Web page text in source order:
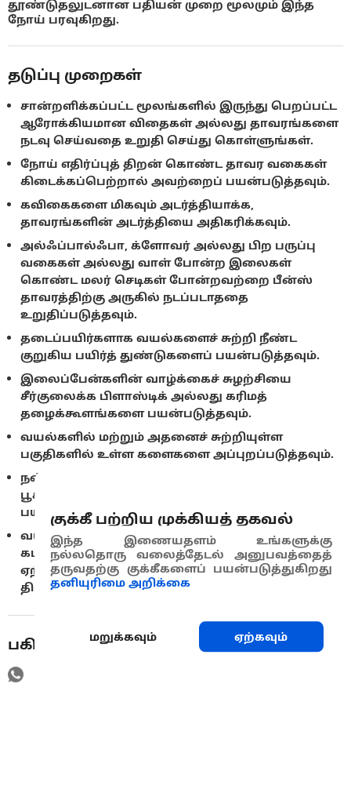
தூண்டுதலுடனான பதியன் முறை மூலமும் இந்த
நோய் பரவுகிறது.
தடுப்பு முறைகள்
சான்றளிக்கப்பட்ட மூலங்களில் இருந்து பெறப்பட்ட
ஆரோக்கியமான விதைகள் அல்லது தாவரங்களை
நடவு செய்வதை உறுதி செய்து கொள்ளுங்கள்.
நோய் எதிர்ப்புத் திறன் கொண்ட தாவர வகைகள்
கிடைக்கப்பெற்றால் அவற்றைப் பயன்படுத்தவும்.
கவிகைகளை மிகவும் அடர்த்தியாக்க,
தாவரங்களின் அடர்த்தியை அதிகரிக்கவும்.
அல்ஃப்பால்ஃபா, க்ளோவர் அல்லது பிற பருப்பு
வகைகள் அல்லது வாள் போன்ற இலைகள்
கொண்ட மலர் செடிகள் போன்றவற்றை பீன்ஸ்
தாவரத்திற்கு அருகில் நடப்படாததை
உறுதிப்படுத்தவும்.
தடைப்பயிர்களாக வயல்களைச் சுற்றி நீண்ட
குறுகிய பயிர்த் துண்டுகளைப் பயன்படுத்தவும்.
இலைப்பேன்களின் வாழ்க்கைச் சுழற்சியை
சீர்குலைக்க பிளாஸ்டிக் அல்லது கரிமத்
தழைக்கூளங்களை பயன்படுத்தவும்.
வயல்களில் மற்றும் அதனைச் சுற்றியுள்ள
பகுதிகளில் உள்ள களைகளை அப்புறப்படுத்தவும்.
நன்மை பயக்கும் பூச்சிகளை ஊக்குவிக்க
பூச்சிக்கொல்லிகளைக் குறைவாகப்
பயன்படுத்தவும்.
வயலில் பயிர் சுழற்சியை திட்டமிடவும், குறிப்பாக
கடந்த காலத்தில் வயலில் நோய்த்தொற்று
ஏற்பட்டிருந்தால் பயிர் சுழற்சியைக் கண்டிப்பாகத்
திட்டமிடவும்.
பகிரவும்
குக்கீ பற்றிய முக்கியத் தகவல்
இந்த இணையதளம் உங்களுக்கு
நல்லதொரு வலைத்தேடல் அனுபவத்தைத்
தருவதற்கு குக்கீகளைப் பயன்படுத்துகிறது
தனியுரிமை அறிக்கை
மறுக்கவும் ஏற்கவும்